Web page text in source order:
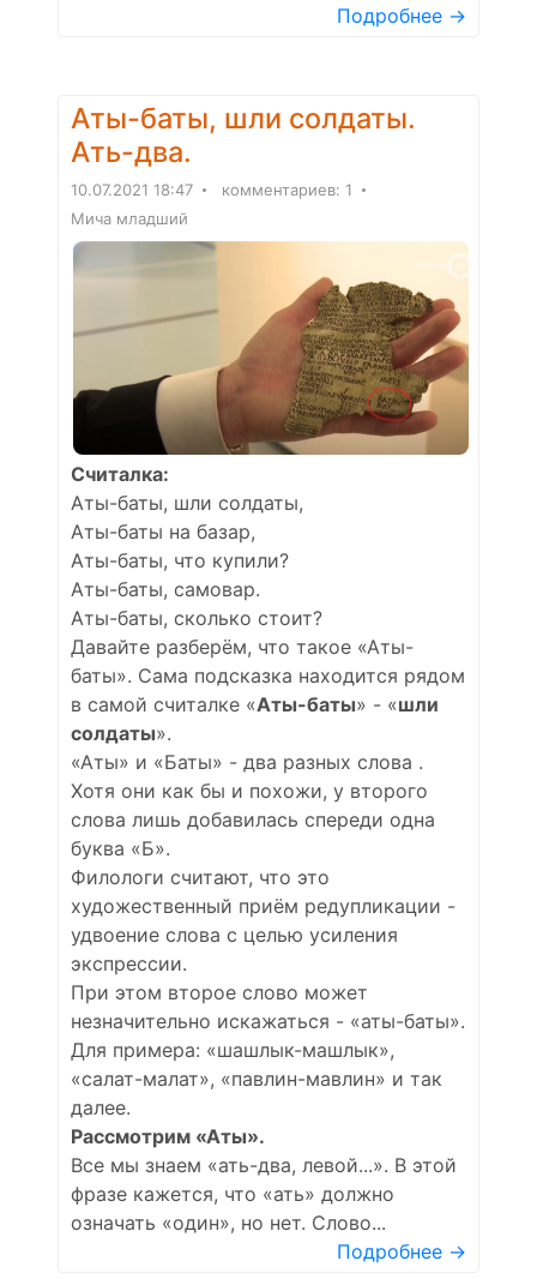
Подробнее →
Аты-баты, шли солдаты.
Ать-два.
10.07.2021 18:47
комментариев: 1
Мича младший
Считалка:
Аты-баты, шли солдаты,
Аты-баты на базар,
Аты-баты, что купили?
Аты-баты, самовар.
Аты-баты, сколько стоит?
Давайте разберём, что такое «Аты-
баты». Сама подсказка находится рядом
в самой считалке «Аты-баты» - «шли
солдаты».
«Аты» и «Баты» - два разных слова .
Хотя они как бы и похожи, у второго
слова лишь добавилась спереди одна
буква «Б».
Филологи считают, что это
художественный приём редупликации -
удвоение слова с целью усиления
экспрессии.
При этом второе слово может
незначительно искажаться - «аты-баты».
Для примера: «шашлык-машлык»,
«салат-малат», «павлин-мавлин» и так
далее.
Рассмотрим «Аты».
Все мы знаем «ать-два, левой...». В этой
фразе кажется, что «ать» должно
означать «один», но нет. Слово...
Подробнее →